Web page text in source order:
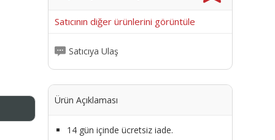
Satıcının diğer ürünlerini görüntüle
Satıcıya Ulaş
Ürün Açıklaması
14 gün içinde ücretsiz iade.